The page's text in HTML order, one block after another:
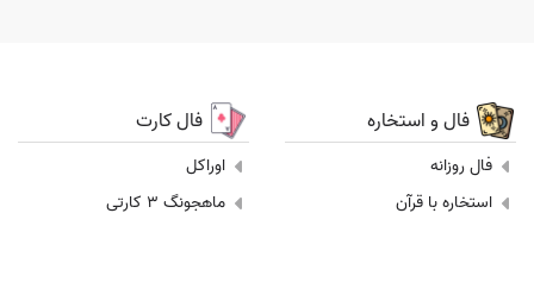
فال و استخاره
فال روزانه
استخاره با قرآن
فال کارت
اوراکل
ماهجونگ 3 کارتی